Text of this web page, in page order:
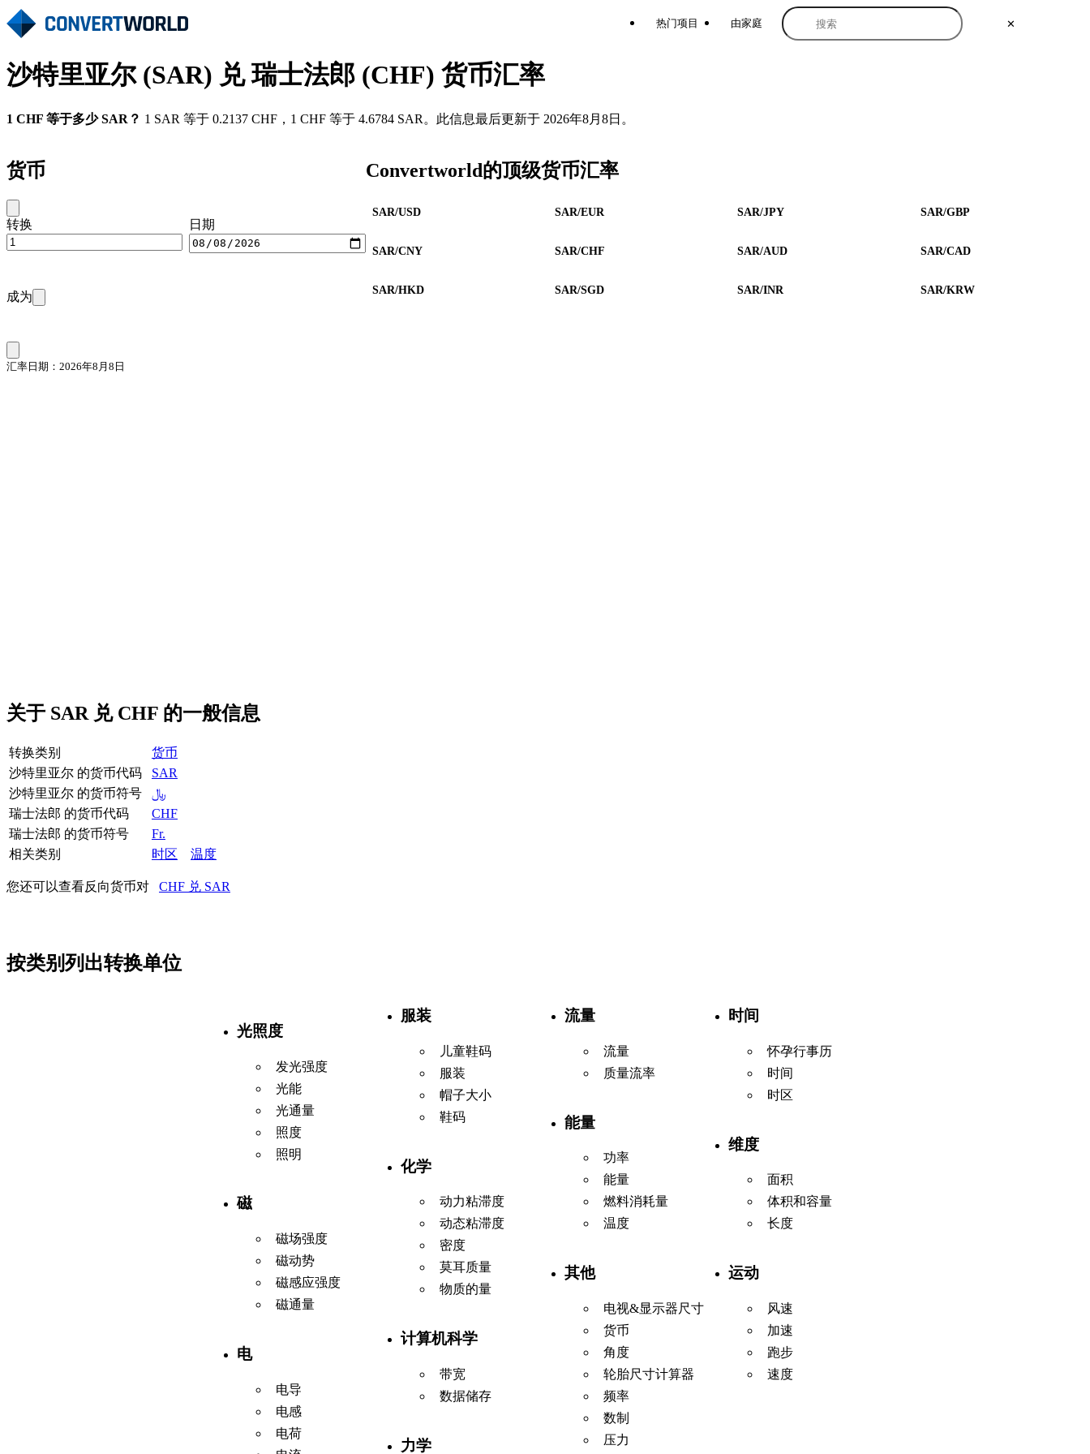
✕
热门项目 由家庭
沙特里亚尔 (SAR) 兑 瑞士法郎 (CHF) 货币汇率
1 CHF 等于多少 SAR？ 1 SAR 等于 0.2137 CHF，1 CHF 等于 4.6784 SAR。此信息最后更新于 2026年8月8日。
货币
转换 日期
成为
汇率日期：2026年8月8日
Convertworld的顶级货币汇率
SAR/USD SAR/EUR SAR/JPY SAR/GBP
SAR/CNY SAR/CHF SAR/AUD SAR/CAD
SAR/HKD SAR/SGD SAR/INR SAR/KRW
关于 SAR 兑 CHF 的一般信息
转换类别
货币
沙特里亚尔 的货币代码
SAR
沙特里亚尔 的货币符号
﷼
瑞士法郎 的货币代码
CHF
瑞士法郎 的货币符号
Fr.
相关类别
时区 温度
您还可以查看反向货币对 CHF 兑 SAR
按类别列出转换单位
光照度
发光强度
光能
光通量
照度
照明
磁
磁场强度
磁动势
磁感应强度
磁通量
电
电导
电感
电荷
服装
儿童鞋码
服装
帽子大小
鞋码
化学
动力粘滞度
动态粘滞度
密度
莫耳质量
物质的量
计算机科学
带宽
数据储存
力学
流量
流量
质量流率
能量
功率
能量
燃料消耗量
温度
其他
电视&显示器尺寸
货币
角度
轮胎尺寸计算器
频率
数制
压力
时间
怀孕行事历
时间
时区
维度
面积
体积和容量
长度
运动
风速
加速
跑步
速度